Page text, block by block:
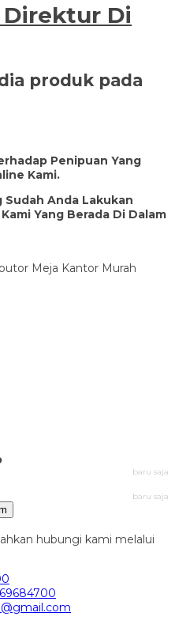
Direktur Di
produk pada
Penipuan Yang
Kami.
Sudah Anda Lakukan
Yang Berada Di Dalam
Meja Kantor Murah
baru saja
baru saja
hubungi kami melalui